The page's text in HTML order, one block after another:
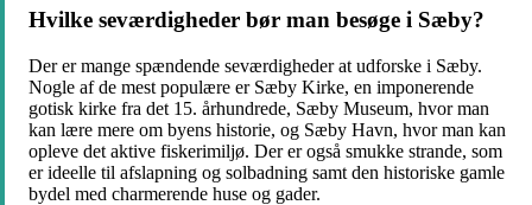
Hvilke seværdigheder bør man besøge i Sæby?
Der er mange spændende seværdigheder at udforske i Sæby.
Nogle af de mest populære er Sæby Kirke, en imponerende
gotisk kirke fra det 15. århundrede, Sæby Museum, hvor man
kan lære mere om byens historie, og Sæby Havn, hvor man kan
opleve det aktive fiskerimiljø. Der er også smukke strande, som
er ideelle til afslapning og solbadning samt den historiske gamle
bydel med charmerende huse og gader.